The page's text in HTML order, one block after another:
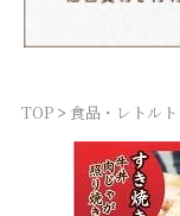
TOP 食品・レトルト